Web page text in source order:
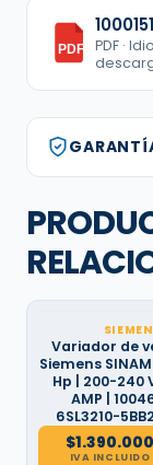
PDF
PDF ·
Variador de
Siemens
Hp | 200-240
AMP |
6SL3210-
$1.390.000
IVA INCLUIDO